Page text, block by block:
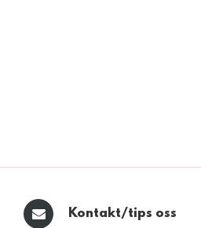
Kontakt/tips oss